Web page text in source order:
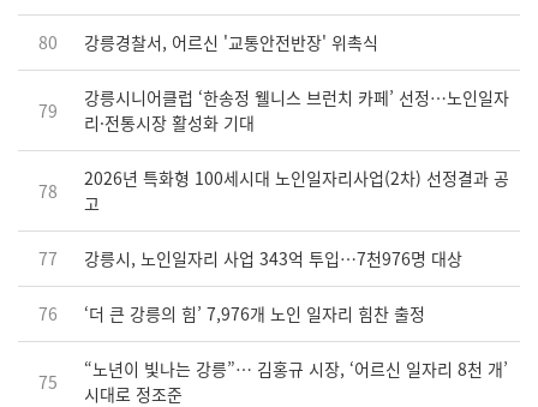
80 강릉경찰서, 어르신 '교통안전반장' 위촉식
79
강릉시니어클럽 ‘한송정 웰니스 브런치 카페’ 선정…노인일자
리·전통시장 활성화 기대
78
2026년 특화형 100세시대 노인일자리사업(2차) 선정결과 공
고
77 강릉시, 노인일자리 사업 343억 투입…7천976명 대상
76 ‘더 큰 강릉의 힘’ 7,976개 노인 일자리 힘찬 출정
75
“노년이 빛나는 강릉”… 김홍규 시장, ‘어르신 일자리 8천 개’
시대로 정조준